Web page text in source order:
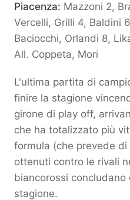
Piacenza: Mazzoni 2,
Vercelli, Grilli 4, Baldini
Baciocchi, Orlandi 8,
All. Coppeta, Mori
L'ultima partita di
finire la stagione
girone di play off,
che ha totalizzato più
formula (che prevede
ottenuti contro le rivali
biancorossi
stagione.